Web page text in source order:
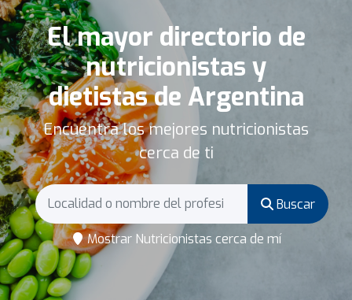
El mayor directorio de
nutricionistas y
dietistas de Argentina
Encuentra los mejores nutricionistas
cerca de ti
Buscar
Mostrar Nutricionistas cerca de mí